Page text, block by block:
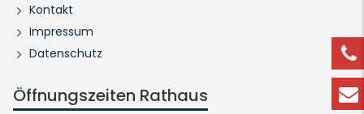
Kontakt
Impressum
Datenschutz
Öffnungszeiten Rathaus